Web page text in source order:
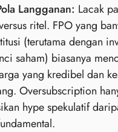
Langganan: Lacak
ritel. FPO yang
(terutama dengan
saham) biasanya
yang kredibel dan
Oversubscription
hype spekulatif